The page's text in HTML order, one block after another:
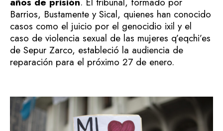
Barrios, Bustamente y Sical, quienes han conocido
casos como el juicio por el genocidio ixil y el
caso de violencia sexual de las mujeres q’eqchi’es
de Sepur Zarco, estableció la audiencia de
reparación para el próximo 27 de enero.